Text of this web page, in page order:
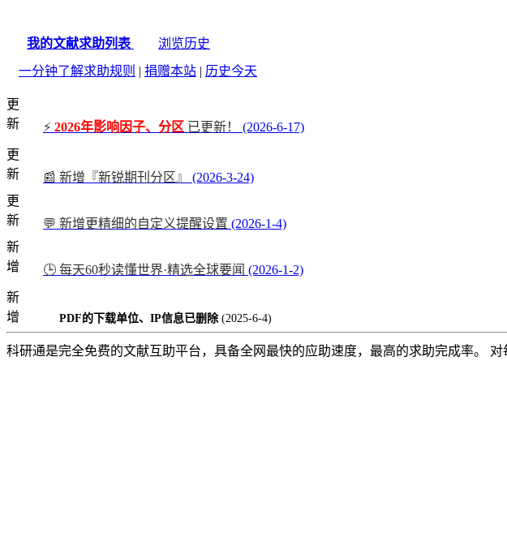
我的文献求助列表
浏览历史
一分钟了解求助规则 | 捐赠本站 | 历史今天
更
新
⚡ 2026年影响因子、分区 已更新！
(2026-6-17)
更
新
📰 新增『新锐期刊分区』
(2026-3-24)
更
新
💬 新增更精细的自定义提醒设置 (2026-1-4)
新
增
🕒 每天60秒读懂世界·精选全球要闻 (2026-1-2)
新
增
PDF的下载单位、IP信息已删除 (2025-6-4)
科研通是完全免费的文献互助平台，具备全网最快的应助速度，最高的求助完成率。